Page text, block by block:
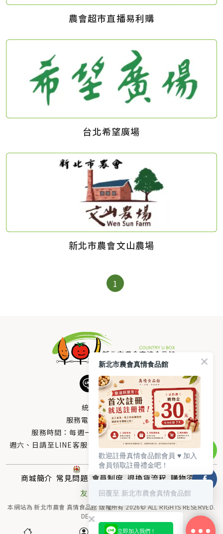
農會超市直播易利購
台北希望廣場
新北市農會文山農場
1
統編：33378005
服務電話：0800-666-980
服務時間：每週一至週五AM 8：10～PM 5：00
週六、日請至LINE客服留言 LINE@帳號搜尋：@uboxorg
商城簡介 常見問題 會員制度 退換貨流程 購物須知
友情連結 聯絡我們
本網站為 新北市農會 真情食品館 版權所有 2026© ALL RIGHTS RESERVED.
DESIGNED BY
新北市農會真情食品館
歡迎註冊真情食品館會員 ♥️ 加入
會員領取註冊禮金吧！
回覆至 新北市農會真情食品館
立即加入我們！